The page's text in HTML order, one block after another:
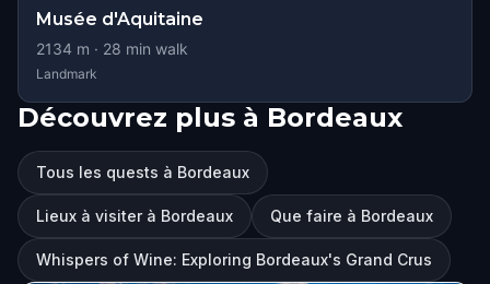
Musée d'Aquitaine
2134 m · 28 min walk
Landmark
Découvrez plus à Bordeaux
Tous les quests à Bordeaux
Lieux à visiter à Bordeaux Que faire à Bordeaux
Whispers of Wine: Exploring Bordeaux's Grand Crus